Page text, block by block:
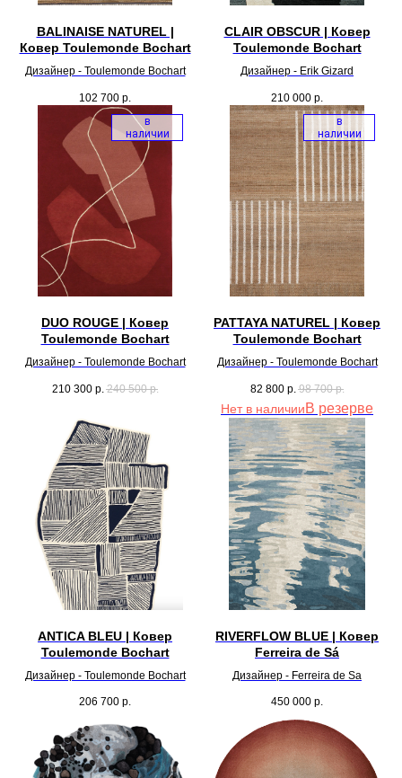
BALINAISE NATUREL |
Ковер Toulemonde Bochart
Дизайнер - Toulemonde Bochart
102 700 р.
CLAIR OBSCUR | Ковер
Toulemonde Bochart
Дизайнер - Erik Gizard
210 000 р.
в
наличии
DUO ROUGE | Ковер
Toulemonde Bochart
Дизайнер - Toulemonde Bochart
210 300 р. 240 500 р.
в
наличии
PATTAYA NATUREL | Ковер
Toulemonde Bochart
Дизайнер - Toulemonde Bochart
82 800 р. 98 700 р.
Нет в наличии
ANTICA BLEU | Ковер
Toulemonde Bochart
Дизайнер - Toulemonde Bochart
206 700 р.
RIVERFLOW BLUE | Ковер
Ferreira de Sá
Дизайнер - Ferreira de Sa
450 000 р.